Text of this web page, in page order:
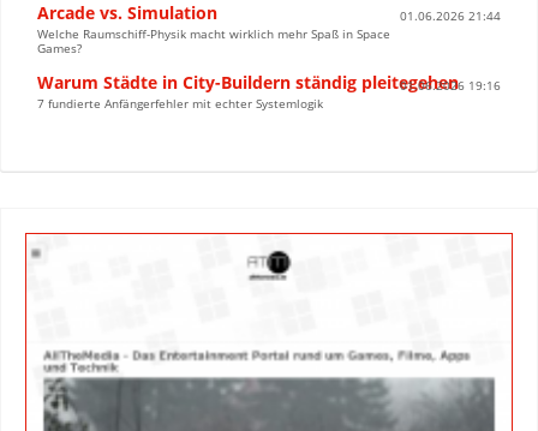
Arcade vs. Simulation
01.06.2026 21:44
Welche Raumschiff-Physik macht wirklich mehr Spaß in Space
Games?
Warum Städte in City-Buildern ständig pleitegehen
01.06.2026 19:16
7 fundierte Anfängerfehler mit echter Systemlogik